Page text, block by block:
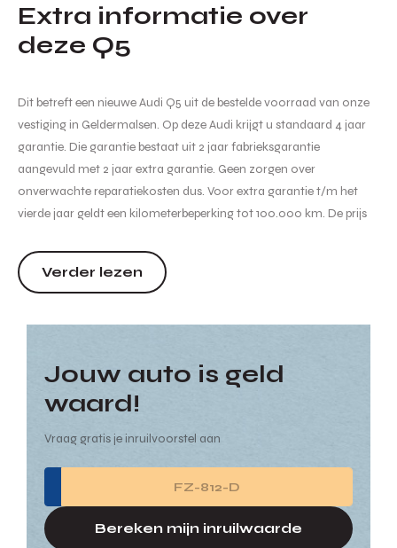
Extra informatie over
deze Q5
Dit betreft een nieuwe Audi Q5 uit de bestelde voorraad van onze
vestiging in Geldermalsen. Op deze Audi krijgt u standaard 4 jaar
garantie. Die garantie bestaat uit 2 jaar fabrieksgarantie
aangevuld met 2 jaar extra garantie. Geen zorgen over
onverwachte reparatiekosten dus. Voor extra garantie t/m het
vierde jaar geldt een kilometerbeperking tot 100.000 km. De prijs
recyclingbijdrage en leges. Er is mogelijk extra inruilpremie van...
Verder lezen
Jouw auto is geld
waard!
Vraag gratis je inruilvoorstel aan
Bereken mijn inruilwaarde